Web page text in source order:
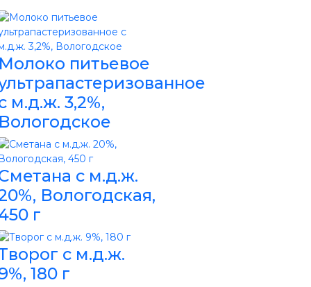
питьевое
м.д.ж. 3,2%,
с м.д.ж.
Вологодская,
г
с м.д.ж.
180 г